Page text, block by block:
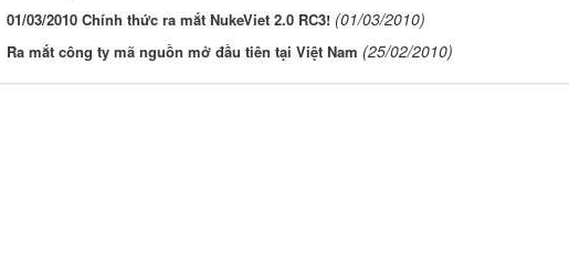
01/03/2010 Chính thức ra mắt NukeViet 2.0 RC3! (01/03/2010)
Ra mắt công ty mã nguồn mở đầu tiên tại Việt Nam (25/02/2010)